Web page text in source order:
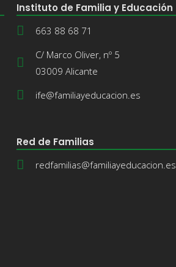
Instituto de Familia y Educación
663 88 68 71
C/ Marco Oliver, nº 5
03009 Alicante
ife@familiayeducacion.es
Red de Familias
redfamilias@familiayeducacion.es